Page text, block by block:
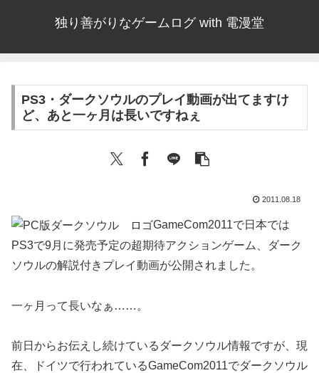
独り善がりなゲームログ with 電漫堂
PS3・ダークソウルのプレイ動画が出てますけ
ど、あと一ヶ月は長いですねぇ
2011.08.18
GameCom2011で日本では
PS3で9月に発売予定の超期待アクションゲーム、ダーク
ソウルの解説付きプレイ動画が公開されました。
一ヶ月って長いなぁ……。
前日からお伝えし続けているダークソウル情報ですが、現
在、ドイツで行われているGameCom2011でダークソウル